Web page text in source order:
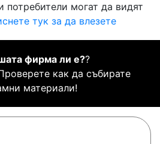
потребители могат да видят
тук за да влезете
фирма ли е??
как да събирате
материали!